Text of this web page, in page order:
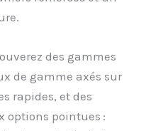
des gammes
de gamme axés sur
rapides, et des
options pointues :